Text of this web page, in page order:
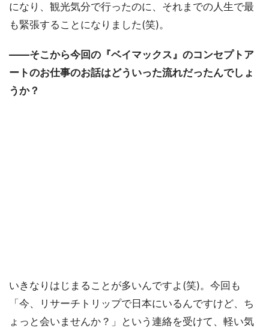
になり、観光気分で行ったのに、それまでの人生で最
も緊張することになりました(笑)。
――そこから今回の『ベイマックス』のコンセプトア
ートのお仕事のお話はどういった流れだったんでしょ
うか？
いきなりはじまることが多いんですよ(笑)。今回も
「今、リサーチトリップで日本にいるんですけど、ち
ょっと会いませんか？」という連絡を受けて、軽い気